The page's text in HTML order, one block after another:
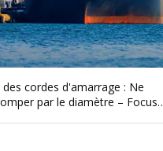
cordes d'amarrage : Ne
par le diamètre – Focus